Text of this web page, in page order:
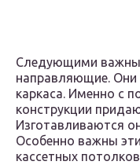
Следующими
направляющие. Они
каркаса. Именно с
конструкции
Изготавливаются
Особенно важны
кассетных